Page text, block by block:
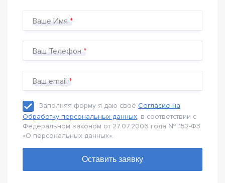
Ваше Имя
Ваш Телефон
Ваш email
Заполняя форму я даю своё Согласие на
Обработку персональных данных, в соответствии с
Федеральном законом от 27.07.2006 года № 152-Ф3
«О персональных данных».